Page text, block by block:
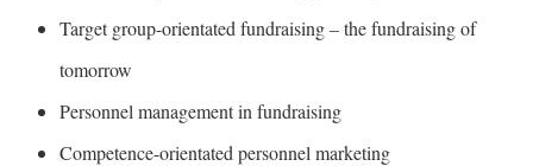
Target group-orientated fundraising – the fundraising of
tomorrow
Personnel management in fundraising
Competence-orientated personnel marketing